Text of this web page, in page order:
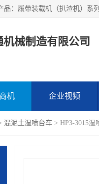
机械制造有限公司
机 企业视频
混泥土湿喷台车 > HP3-3015